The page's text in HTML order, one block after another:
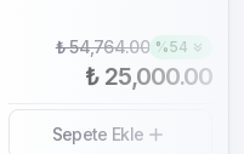
₺ 54,764.00 %54
₺ 25,000.00
Sepete Ekle